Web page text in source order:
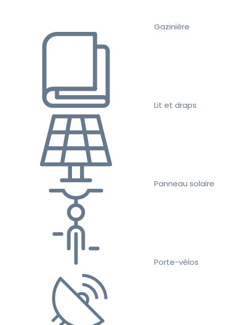
Gazinière
Lit et draps
Panneau solaire
Porte-vélos